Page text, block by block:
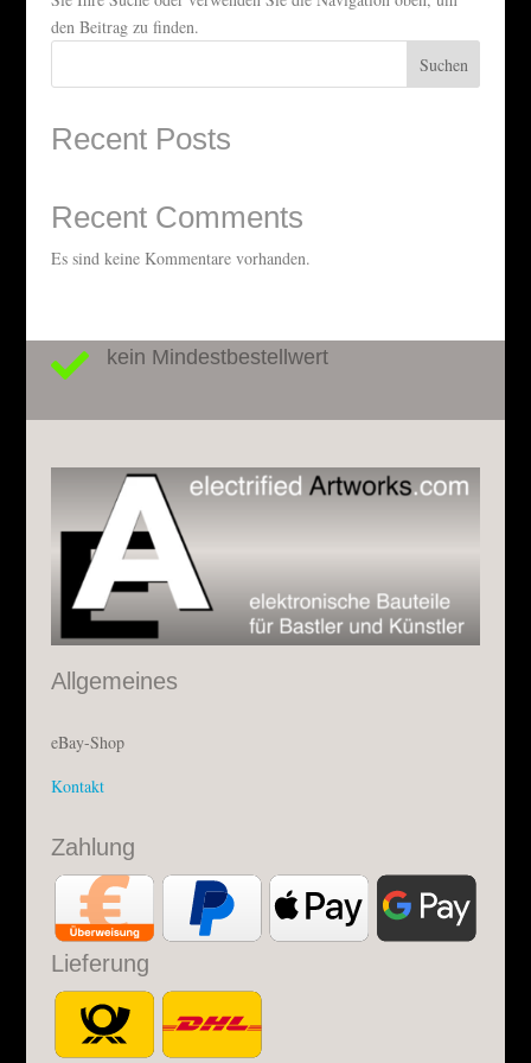
den Beitrag zu finden.
Suchen
Recent Posts
Recent Comments
Es sind keine Kommentare vorhanden.
 kein Mindestbestellwert
Allgemeines
eBay-Shop
Kontakt
Zahlung
Lieferung